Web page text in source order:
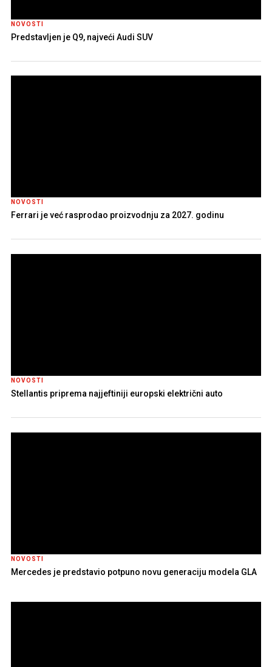
NOVOSTI
Predstavljen je Q9, najveći Audi SUV
NOVOSTI
Ferrari je već rasprodao proizvodnju za 2027. godinu
NOVOSTI
Stellantis priprema najjeftiniji europski električni auto
NOVOSTI
Mercedes je predstavio potpuno novu generaciju modela GLA